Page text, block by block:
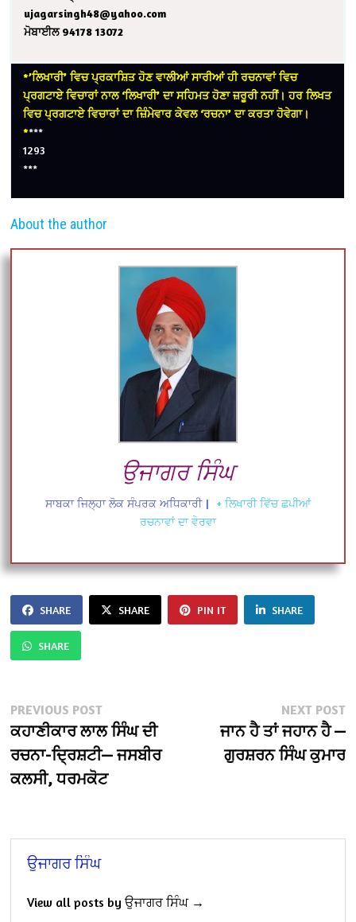
ujagarsingh48@yahoo.com
ਮੋਬਾਈਲ 94178 13072
*’ਲਿਖਾਰੀ’ ਵਿਚ ਪ੍ਰਕਾਸ਼ਿਤ ਹੋਣ ਵਾਲੀਆਂ ਸਾਰੀਆਂ ਹੀ ਰਚਨਾਵਾਂ ਵਿਚ
ਪ੍ਰਗਟਾਏ ਵਿਚਾਰਾਂ ਨਾਲ ‘ਲਿਖਾਰੀ’ ਦਾ ਸਹਿਮਤ ਹੋਣਾ ਜ਼ਰੂਰੀ ਨਹੀਂ। ਹਰ ਲਿਖਤ
ਵਿਚ ਪ੍ਰਗਟਾਏ ਵਿਚਾਰਾਂ ਦਾ ਜ਼ਿੰਮੇਵਾਰ ਕੇਵਲ ‘ਰਚਨਾ’ ਦਾ ਕਰਤਾ ਹੋਵੇਗਾ।
****
1293
***
About the author
ਉਜਾਗਰ ਸਿੰਘ
ਸਾਬਕਾ ਜਿਲ੍ਹਾ ਲੋਕ ਸੰਪਰਕ ਅਧਿਕਾਰੀ |
+ ਲਿਖਾਰੀ ਵਿੱਚ ਛਪੀਆਂ
ਰਚਨਾਵਾਂ ਦਾ ਵੇਰਵਾ
SHARE SHARE PIN IT SHARE
SHARE
Post
navigation
PREVIOUS POSTPrevious
post:
ਕਹਾਣੀਕਾਰ ਲਾਲ ਸਿੰਘ ਦੀ
ਰਚਨਾ-ਦ੍ਰਿਸ਼ਟੀ— ਜਸਬੀਰ
ਕਲਸੀ, ਧਰਮਕੋਟ
NEXT POST
ਜਾਨ ਹੈ ਤਾਂ ਜਹਾਨ ਹੈ —
ਗੁਰਸ਼ਰਨ ਸਿੰਘ ਕੁਮਾਰ
ਉਜਾਗਰ ਸਿੰਘ
View all posts by ਉਜਾਗਰ ਸਿੰਘ →